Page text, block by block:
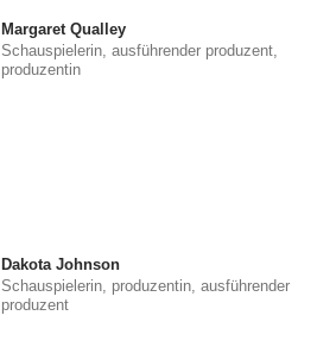
Margaret Qualley
Schauspielerin, ausführender produzent,
produzentin
Dakota Johnson
Schauspielerin, produzentin, ausführender
produzent